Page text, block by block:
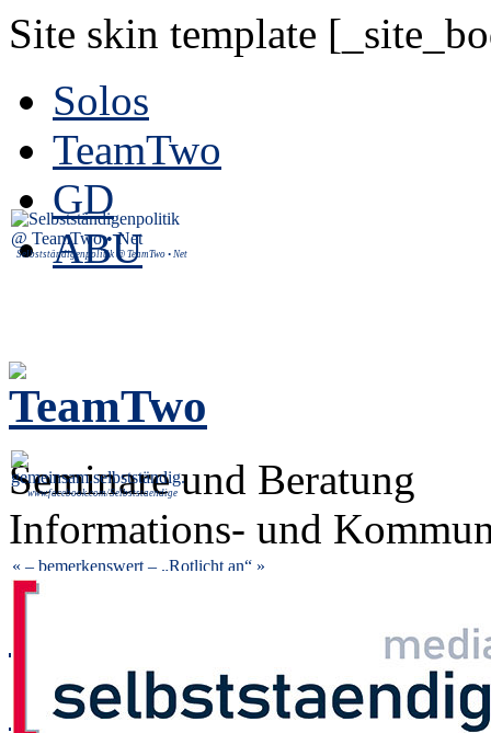
Site skin template
Solos
TeamTwo
GD
ABU
Seminare und Beratung
Informations- und
Selbstständigenpolitik @ TeamTwo • Net
www.facebook.com/Selbststaendige
« – bemerkenswert – „Rotlicht an“ »
03.12.2020 13:15, von